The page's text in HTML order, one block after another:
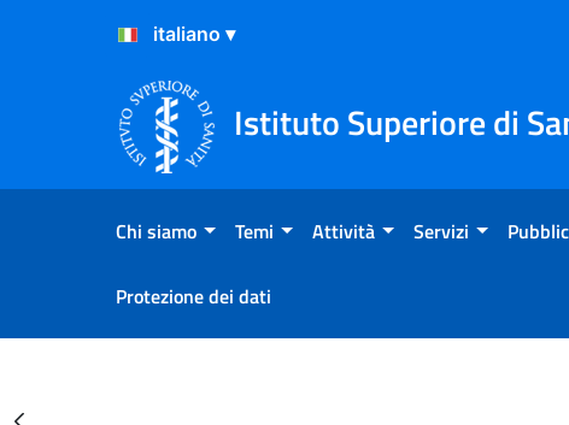
Salta al Contenuto
Salta al Footer
Istituto Superiore di
Chi siamo Temi Attività Servizi
Protezione dei dati